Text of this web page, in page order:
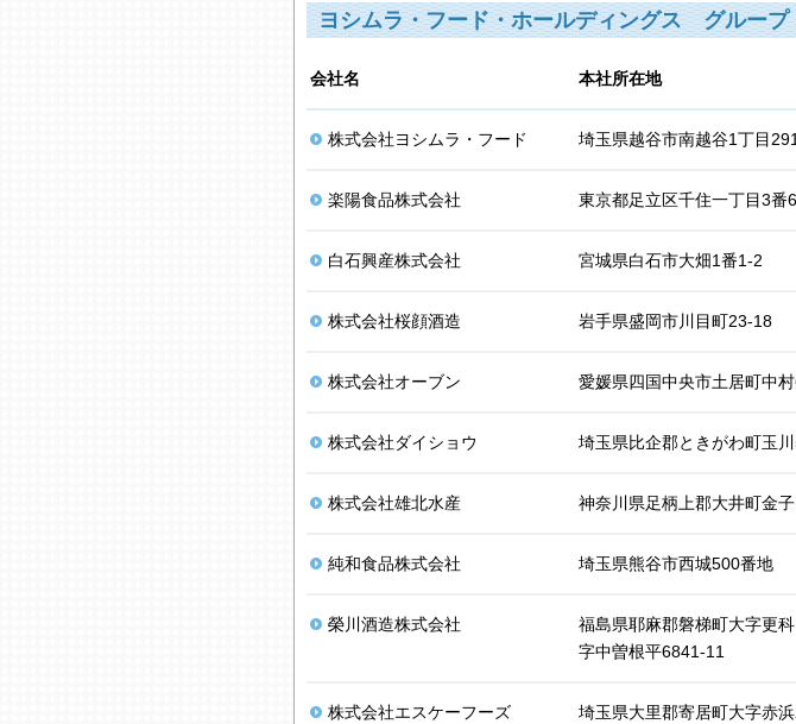
ヨシムラ・フード・ホールディングス グループ
会社名 本社所在地
株式会社ヨシムラ・フード 埼玉県越谷市南越谷1丁目
楽陽食品株式会社 東京都足立区千住一丁目3番
白石興産株式会社 宮城県白石市大畑1番1-2
株式会社桜顔酒造 岩手県盛岡市川目町23-18
株式会社オーブン 愛媛県四国中央市土居町中
株式会社ダイショウ 埼玉県比企郡ときがわ町玉
株式会社雄北水産 神奈川県足柄上郡大井町金
純和食品株式会社 埼玉県熊谷市西城500番地
榮川酒造株式会社
福島県耶麻郡磐梯町大字更科
字中曽根平6841-11
株式会社エスケーフーズ 埼玉県大里郡寄居町大字赤